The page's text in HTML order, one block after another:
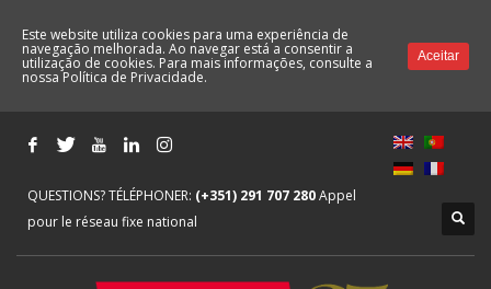
QUESTIONS? TÉLÉPHONER: (+351) 291 707 280Appel
pour le réseau fixe national
Este website utiliza cookies para uma experiência de
navegação melhorada. Ao navegar está a consentir a
utilização de cookies. Para mais informações, consulte a
nossaPolítica de Privacidade.
Aceitar